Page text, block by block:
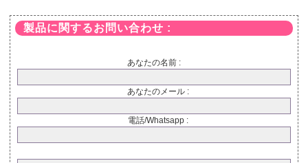
製品に関するお問い合わせ :
あなたの名前 :
あなたのメール :
電話/Whatsapp :